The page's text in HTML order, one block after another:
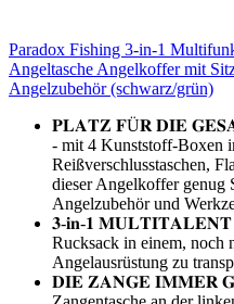
Paradox Fishing 3-in-1
Angeltasche Angelkoffer mit
Angelzubehör (schwarz/grün)
𝐏𝐋𝐀𝐓𝐙 𝐅Ü𝐑 𝐃𝐈𝐄
- mit 4 Kunststoff-Boxen
Reißverschlusstaschen,
dieser Angelkoffer genug
Angelzubehör und
𝟑-𝐢𝐧-𝟏 𝐌𝐔𝐋𝐓𝐈𝐓𝐀𝐋𝐄𝐍𝐓 –
Rucksack in einem, noch
Angelausrüstung zu
𝐃𝐈𝐄 𝐙𝐀𝐍𝐆𝐄 𝐈𝐌𝐌𝐄𝐑